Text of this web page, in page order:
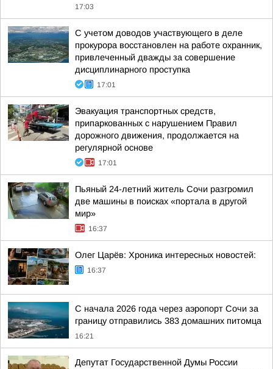
17:03
С учетом доводов участвующего в деле
прокурора восстановлен на работе охранник,
привлеченный дважды за совершение
дисциплинарного проступка
17:01
Эвакуация транспортных средств,
припаркованных с нарушением Правил
дорожного движения, продолжается на
регулярной основе
17:01
Пьяный 24-летний житель Сочи разгромил
две машины в поисках «портала в другой
мир»
16:37
Олег Царёв: Хроника интересных новостей:
16:37
С начала 2026 года через аэропорт Сочи за
границу отправились 383 домашних питомца
16:21
Депутат Государственной Думы России